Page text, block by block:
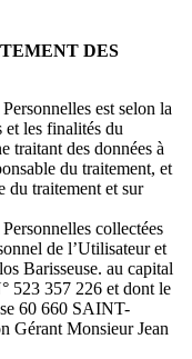
DES
est selon la
les finalités du
traitant des données à
du traitement, et
du traitement et sur
collectées
de l’Utilisateur et
Barisseuse. au capital
523 357 226 et dont le
60 660 SAINT-
Gérant Monsieur Jean